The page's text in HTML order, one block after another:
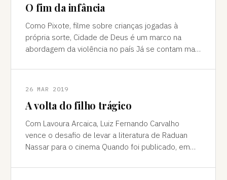
O fim da infância
Como Pixote, filme sobre crianças jogadas à
própria sorte, Cidade de Deus é um marco na
abordagem da violência no país Já se contam mais
26 MAR 2019
A volta do filho trágico
Com Lavoura Arcaica, Luiz Fernando Carvalho
vence o desafio de levar a literatura de Raduan
Nassar para o cinema Quando foi publicado, em